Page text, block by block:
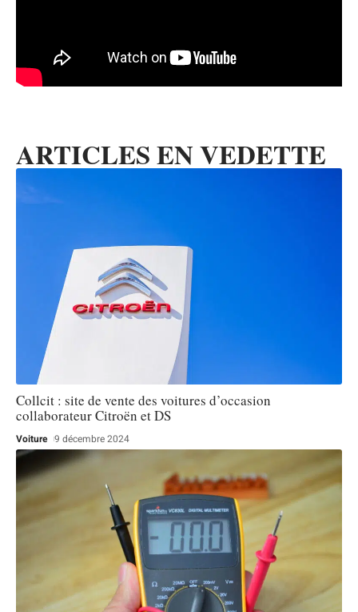
ARTICLES EN VEDETTE
Collcit : site de vente des voitures d’occasion
collaborateur Citroën et DS
Voiture 9 décembre 2024